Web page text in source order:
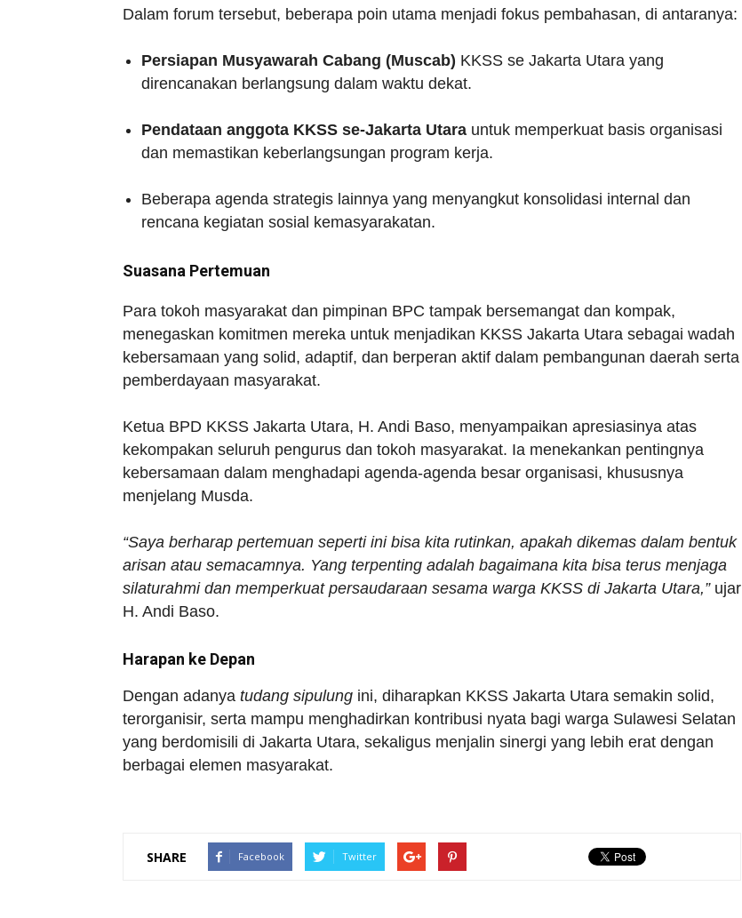
Dalam forum tersebut, beberapa poin utama menjadi fokus pembahasan, di antaranya:
Persiapan Musyawarah Cabang (Muscab) KKSS se Jakarta Utara yang
direncanakan berlangsung dalam waktu dekat.
Pendataan anggota KKSS se-Jakarta Utara untuk memperkuat basis organisasi
dan memastikan keberlangsungan program kerja.
Beberapa agenda strategis lainnya yang menyangkut konsolidasi internal dan
rencana kegiatan sosial kemasyarakatan.
Suasana Pertemuan
Para tokoh masyarakat dan pimpinan BPC tampak bersemangat dan kompak,
menegaskan komitmen mereka untuk menjadikan KKSS Jakarta Utara sebagai wadah
kebersamaan yang solid, adaptif, dan berperan aktif dalam pembangunan daerah serta
pemberdayaan masyarakat.
Ketua BPD KKSS Jakarta Utara, H. Andi Baso, menyampaikan apresiasinya atas
kekompakan seluruh pengurus dan tokoh masyarakat. Ia menekankan pentingnya
kebersamaan dalam menghadapi agenda-agenda besar organisasi, khususnya
menjelang Musda.
“Saya berharap pertemuan seperti ini bisa kita rutinkan, apakah dikemas dalam bentuk
arisan atau semacamnya. Yang terpenting adalah bagaimana kita bisa terus menjaga
silaturahmi dan memperkuat persaudaraan sesama warga KKSS di Jakarta Utara,”ujar
H. Andi Baso.
Harapan ke Depan
Dengan adanya tudang sipulung ini, diharapkan KKSS Jakarta Utara semakin solid,
terorganisir, serta mampu menghadirkan kontribusi nyata bagi warga Sulawesi Selatan
yang berdomisili di Jakarta Utara, sekaligus menjalin sinergi yang lebih erat dengan
berbagai elemen masyarakat.
SHARE Facebook Twitter